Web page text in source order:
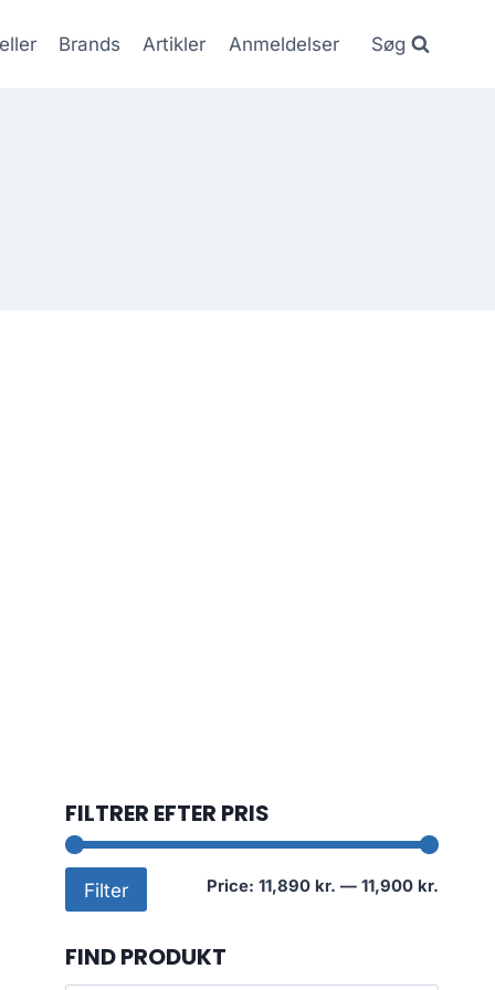
Brands Artikler Anmeldelser Søg
FILTRER EFTER PRIS
Min
Max
Filter Price: 11,890 kr. — 11,900 kr.
FIND PRODUKT